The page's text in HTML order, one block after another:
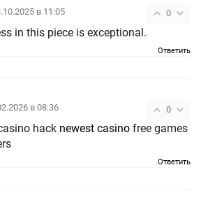
0
в 11:05
in this piece is exceptional.
Ответить
0
в 08:36
hack newest casino
Ответить